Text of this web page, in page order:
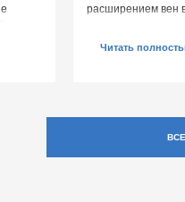
расширением вен
обострении […]
Читать